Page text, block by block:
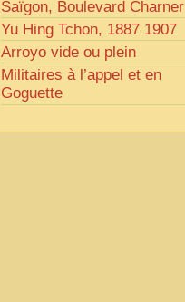
Saïgon, Boulevard Charner
Yu Hing Tchon, 1887 1907
Arroyo vide ou plein
Militaires à l’appel et en
Goguette